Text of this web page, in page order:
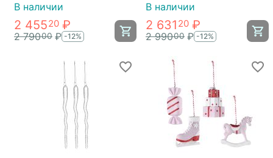
В наличии
2 45520 ₽
2 79000 ₽ -12%
В наличии
2 631 20 ₽
2 99000 ₽ -12%